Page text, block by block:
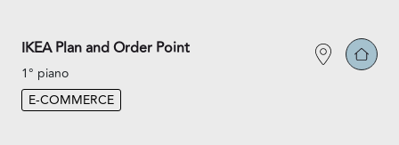
IKEA Plan and Order Point
1° piano
E-COMMERCE